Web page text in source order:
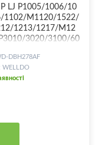
LJ P1005/1006/10
1102/M1120/1522/
1213/1217/M12
3020/3100/60
4550/4570/458
285A/Canon 712/
DBH278AF
WELLDO